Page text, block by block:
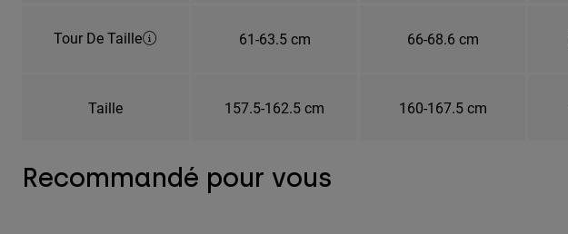
Tour De Taille 61-63.5 cm 66-68.6 cm
Taille 157.5-162.5 cm 160-167.5 cm
Recommandé pour vous